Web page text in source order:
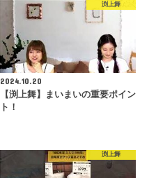
渕上舞
2024.10.20
【渕上舞】まいまいの重要ポイン
ト！
渕上舞